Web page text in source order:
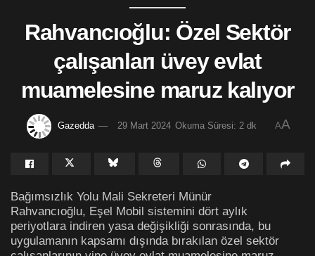
Rahvancıoğlu: Özel Sektör
çalışanları üvey evlat
muamelesine maruz kalıyor
Gazedda 29 Mart 2024 Okuma Süresi: 2 dk AA
Bağımsızlık Yolu Mali Sekreteri Münür
Rahvancıoğlu, Eşel Mobil sistemini dört aylık
periyotlara indiren yasa değişikliği sonrasında, bu
uygulamanın kapsamı dışında bırakılan özel sektör